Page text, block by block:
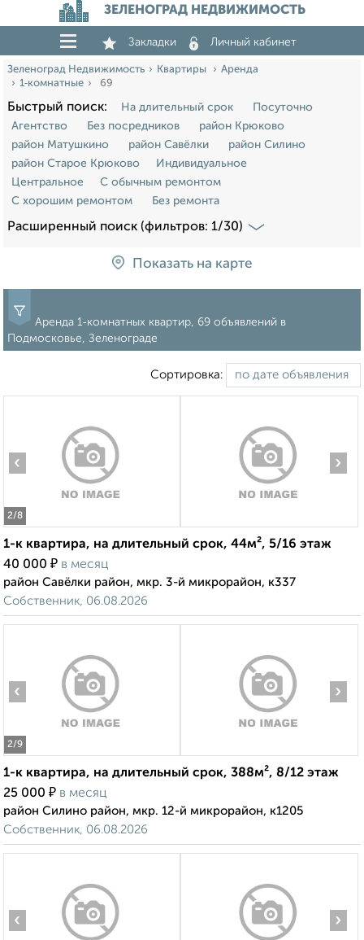
ЗЕЛЕНОГРАД НЕДВИЖИМОСТЬ
Закладки Личный кабинет
Зеленоград Недвижимость Квартиры
Аренда
1‑комнатные
69
Быстрый поиск: На длительный срок
Посуточно
Агентство
Без посредников
район Крюково
район Матушкино
район Савёлки
район Силино
район Старое Крюково
Индивидуальное
Центральное
С обычным ремонтом
С хорошим ремонтом
Без ремонта
Расширенный поиск (фильтров: 1/30)
Показать на карте
Аренда 1‑комнатных квартир, 69 объявлений в
Подмосковье, Зеленограде
Сортировка:
2/8
‹ ›
1-к квартира, на длительный срок, 44м², 5/16 этаж
40 000 ₽ в месяц
район Савёлки район, мкр. 3-й микрорайон, к337
Собственник, 06.08.2026
2/9
‹ ›
1-к квартира, на длительный срок, 388м², 8/12 этаж
25 000 ₽ в месяц
район Силино район, мкр. 12-й микрорайон, к1205
Собственник, 06.08.2026
‹ ›